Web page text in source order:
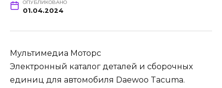
ОПУБЛИКОВАНО
01.04.2024
Мультимедиа Моторс
Электронный каталог деталей и сборочных
единиц для автомобиля Daewoo Tacuma.